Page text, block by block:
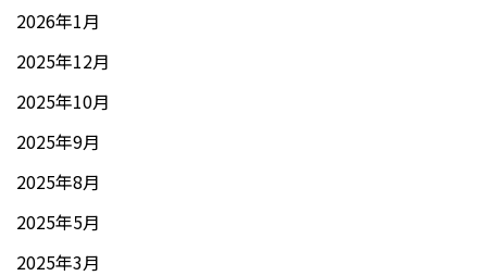
2026年1月
2025年12月
2025年10月
2025年9月
2025年8月
2025年5月
2025年3月